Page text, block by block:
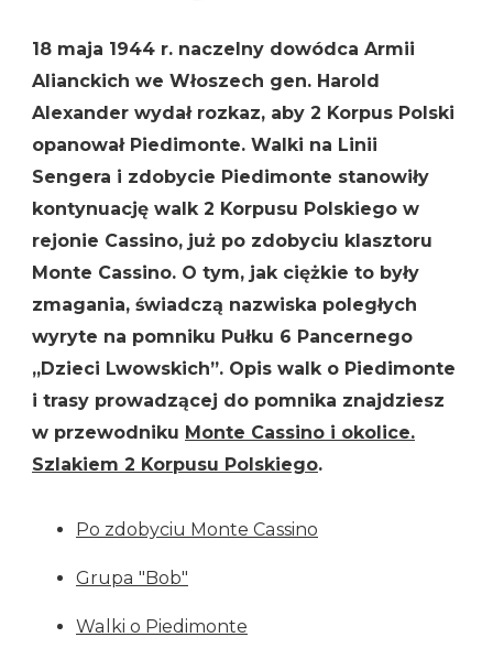
18 maja 1944 r. naczelny dowódca Armii
Alianckich we Włoszech gen. Harold
Alexander wydał rozkaz, aby 2 Korpus Polski
opanował Piedimonte. Walki na Linii
Sengera i zdobycie Piedimonte stanowiły
kontynuację walk 2 Korpusu Polskiego w
rejonie Cassino, już po zdobyciu klasztoru
Monte Cassino. O tym, jak ciężkie to były
zmagania, świadczą nazwiska poległych
wyryte na pomniku Pułku 6 Pancernego
„Dzieci Lwowskich”. Opis walk o Piedimonte
i trasy prowadzącej do pomnika znajdziesz
w przewodniku Monte Cassino i okolice.
Szlakiem 2 Korpusu Polskiego.
Po zdobyciu Monte Cassino
Grupa "Bob"
Walki o Piedimonte